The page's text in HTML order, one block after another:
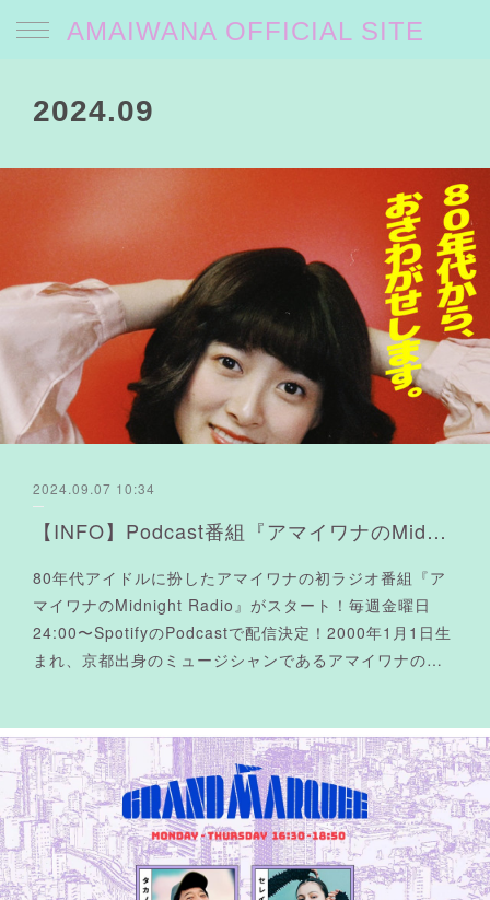
AMAIWANA OFFICIAL SITE
2024.09
2024.09.07 10:34
【INFO】Podcast番組『アマイワナのMidnight Radio』スタート！
80年代アイドルに扮したアマイワナの初ラジオ番組『ア
マイワナのMidnight Radio』がスタート！毎週金曜日
24:00〜SpotifyのPodcastで配信決定！2000年1月1日生
まれ、京都出身のミュージシャンであるアマイワナの…